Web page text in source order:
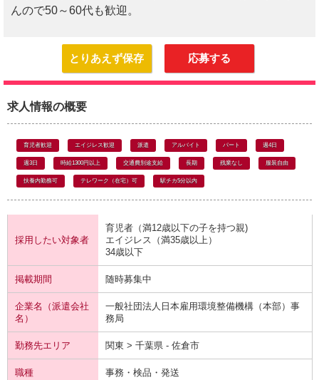
んので50～60代も歓迎。
とりあえず保存 応募する
求人情報の概要
育児者歓迎 エイジレス歓迎 派遣 アルバイト パート 週4日
週3日 時給1300円以上 交通費別途支給 長期 残業なし 服装自由
扶養内勤務可 テレワーク（在宅）可 駅チカ5分以内
採用したい対象者
育児者（満12歳以下の子を持つ親)
エイジレス（満35歳以上）
34歳以下
掲載期間 随時募集中
企業名（派遣会社
名）
一般社団法人日本雇用環境整備機構（本部）事
務局
勤務先エリア 関東 > 千葉県 - 佐倉市
職種 事務・検品・発送